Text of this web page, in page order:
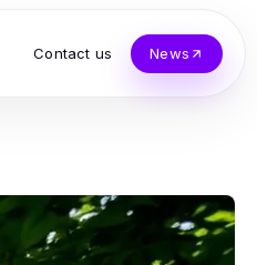
Contact us News